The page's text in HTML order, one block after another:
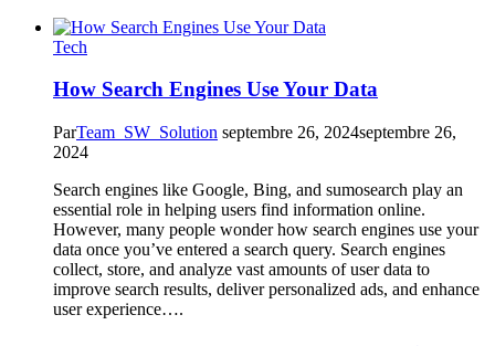
Tech
How Search Engines Use Your Data
ParTeam_SW_Solution septembre 26, 2024septembre 26,
2024
Search engines like Google, Bing, and sumosearch play an
essential role in helping users find information online.
However, many people wonder how search engines use your
data once you’ve entered a search query. Search engines
collect, store, and analyze vast amounts of user data to
improve search results, deliver personalized ads, and enhance
user experience….